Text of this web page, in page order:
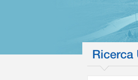
Ricerca